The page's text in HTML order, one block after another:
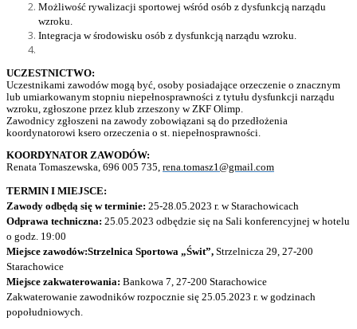
Możliwość rywalizacji sportowej wśród osób z dysfunkcją narządu
wzroku.
Integracja w środowisku osób z dysfunkcją narządu wzroku.
UCZESTNICTWO:
Uczestnikami zawodów mogą być, osoby posiadające orzeczenie o znacznym
lub umiarkowanym stopniu niepełnosprawności z tytułu dysfunkcji narządu
wzroku, zgłoszone przez klub zrzeszony w ZKF Olimp.
Zawodnicy zgłoszeni na zawody zobowiązani są do przedłożenia
koordynatorowi ksero orzeczenia o st. niepełnosprawności.
KOORDYNATORZAWODÓW:
Renata Tomaszewska, 696 005 735, rena.tomasz1@gmail.com
TERMIN I MIEJSCE:
Zawody odbędą się w terminie: 25-28.05.2023 r. wStarachowicach
Odprawa techniczna: 25.05.2023 odbędzie się na Sali konferencyjnej w hotelu
o godz. 19:00
Miejsce zawodów:Strzelnica Sportowa „Świt”, Strzelnicza 29, 27-200
Starachowice
Miejsce zakwaterowania: Bankowa 7, 27-200 Starachowice
Zakwaterowanie zawodników rozpocznie się 25.05.2023 r. w godzinach
popołudniowych.